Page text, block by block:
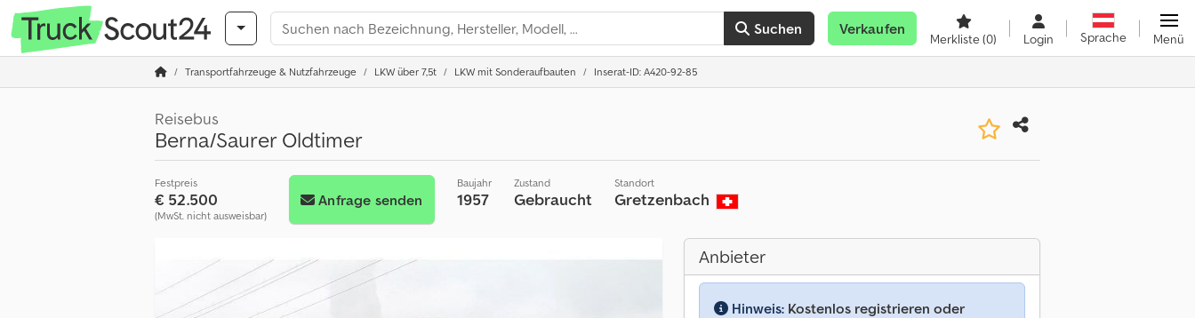
Suchen Verkaufen
Merkliste(0) Login Sprache Menü
Transportfahrzeuge & Nutzfahrzeuge LKW über 7,5t LKW mit Sonderaufbauten Inserat-ID: A420-92-85
Reisebus
Berna/Saurer Oldtimer
Festpreis
€ 52.500
(MwSt. nicht ausweisbar)
Anfrage senden
Baujahr
1957
Zustand
Gebraucht
Standort
Gretzenbach
Anbieter
Hinweis: Kostenlos registrieren oder